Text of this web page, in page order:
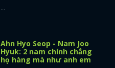
...
Ahn Hyo Seop - Nam Joo
Hyuk: 2 nam chính chẳng
họ hàng mà như anh em